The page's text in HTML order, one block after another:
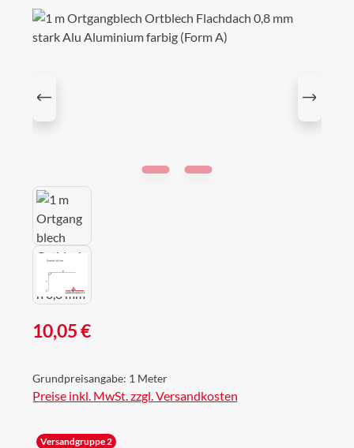
Bildergalerie überspringen
Regulärer Preis:
10,05 €
Grundpreisangabe: 1 Meter
Preise inkl. MwSt. zzgl. Versandkosten
Versandgruppe 2